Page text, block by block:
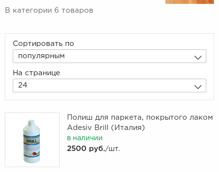
В категории 6 товаров
Сортировать по
популярным
На странице
24
Полиш для паркета, покрытого лаком
Adesiv Brill (Италия)
в наличии
2500 руб./шт.